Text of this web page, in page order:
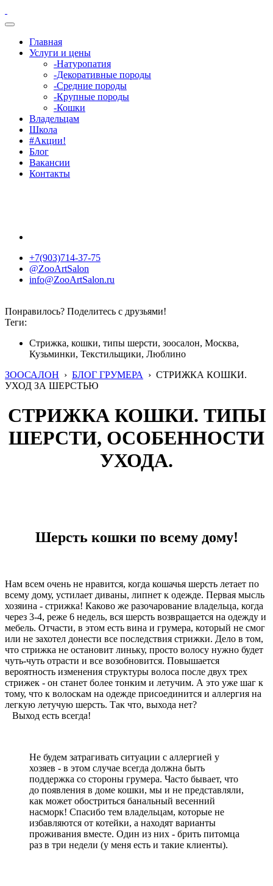
Главная
Услуги и цены
-Натуропатия
-Декоративные породы
-Средние породы
-Крупные породы
-Кошки
Владельцам
Школа
#Акции!
Блог
Вакансии
Контакты
+7(903)714-37-75
@ZooArtSalon
info@ZooArtSalon.ru
Понравилось? Поделитесь с друзьями!
Теги:
Стрижка, кошки, типы шерсти, зоосалон, Москва,
Кузьминки, Текстильщики, Люблино
ЗООСАЛОН › БЛОГ ГРУМЕРА › СТРИЖКА КОШКИ.
УХОД ЗА ШЕРСТЬЮ
СТРИЖКА КОШКИ. ТИПЫ
ШЕРСТИ, ОСОБЕННОСТИ
УХОДА.
Шерсть кошки по всему дому!
Нам всем очень не нравится, когда кошачья шерсть летает по
всему дому, устилает диваны, липнет к одежде. Первая мысль
хозяина - стрижка! Каково же разочарование владельца, когда
через 3-4, реже 6 недель, вся шерсть возвращается на одежду и
мебель. Отчасти, в этом есть вина и грумера, который не смог
или не захотел донести все последствия стрижки. Дело в том,
что стрижка не остановит линьку, просто волосу нужно будет
чуть-чуть отрасти и все возобновится. Повышается
вероятность изменения структуры волоса после двух трех
стрижек - он станет более тонким и летучим. А это уже шаг к
тому, что к волоскам на одежде присоединится и аллергия на
легкую летучую шерсть. Так что, выхода нет?
Выход есть всегда!
Не будем затрагивать ситуации с аллергией у
хозяев - в этом случае всегда должна быть
поддержка со стороны грумера. Часто бывает, что
до появления в доме кошки, мы и не представляли,
как может обостриться банальный весенний
насморк! Спасибо тем владельцам, которые не
избавляются от котейки, а находят варианты
проживания вместе. Один из них - брить питомца
раз в три недели (у меня есть и такие клиенты).